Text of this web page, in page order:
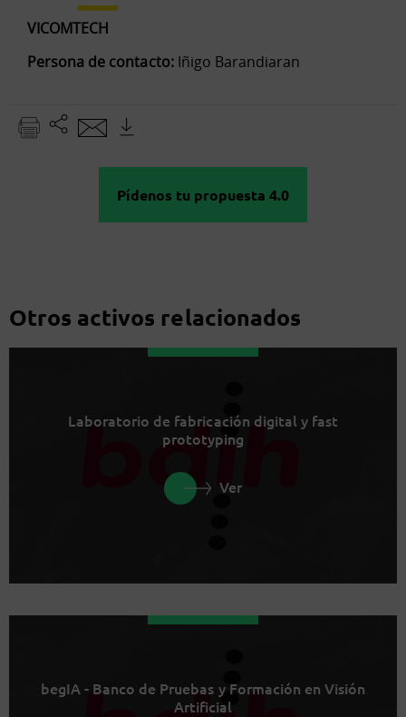
VICOMTECH
Persona de contacto:Iñigo Barandiaran
Pídenos tu propuesta 4.0
Otros activos relacionados
Laboratorio de fabricación digital y fast
prototyping
Ver
begIA - Banco de Pruebas y Formación en Visión
Artificial